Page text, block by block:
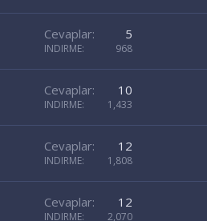
Cevaplar 5
INDIRME 968
Cevaplar 10
INDIRME 1,433
Cevaplar 12
INDIRME 1,808
Cevaplar 12
INDIRME 2,070